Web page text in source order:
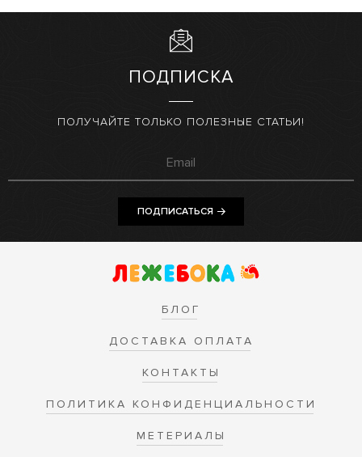
ПОДПИСКА
ПОЛУЧАЙТЕ ТОЛЬКО ПОЛЕЗНЫЕ СТАТЬИ!
ПОДПИСАТЬСЯ
БЛОГ
ДОСТАВКА ОПЛАТА
КОНТАКТЫ
ПОЛИТИКА КОНФИДЕНЦИАЛЬНОСТИ
МЕТЕРИАЛЫ